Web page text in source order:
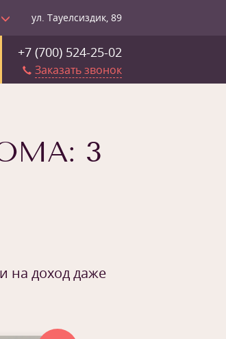
ул. Тауелсиздик, 89
+7 (700) 524-25-02
Заказать звонок
3
на доход даже